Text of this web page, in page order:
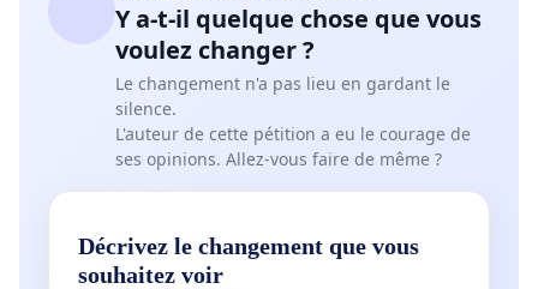
Y a-t-il quelque chose que vous
voulez changer ?
Le changement n'a pas lieu en gardant le
silence.
L'auteur de cette pétition a eu le courage de
ses opinions. Allez-vous faire de même ?
Décrivez le changement que vous
souhaitez voir